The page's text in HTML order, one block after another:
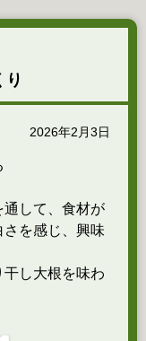
り
2026年2月3日
通して、食材が
を感じ、興味
干し大根を味わ